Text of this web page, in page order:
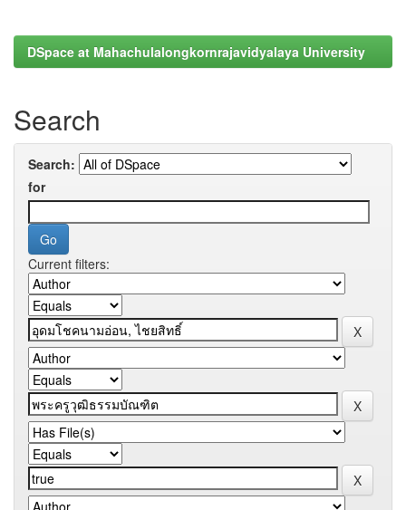
DSpace at Mahachulalongkornrajavidyalaya University
Search
Search:
for
Current filters: